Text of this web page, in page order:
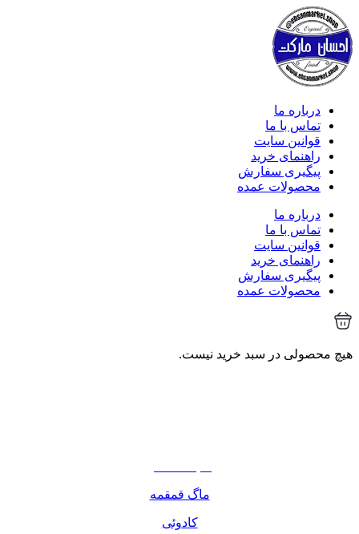
درباره ما
تماس با ما
قوانین سایت
راهنمای خرید
پیگیری سفارش
محصولات عمده
درباره ما
تماس با ما
قوانین سایت
راهنمای خرید
پیگیری سفارش
محصولات عمده
هیچ محصولی در سبد خرید نیست.
ماگ قمقمه
کادوئی